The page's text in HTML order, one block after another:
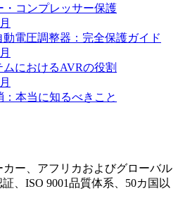
・コンプレッサー保護
電圧調整器：完全保護ガイド
におけるAVRの役割
本当に知るべきこと
ー、アフリカおよびグローバル
、ISO 9001品質体系、50カ国以